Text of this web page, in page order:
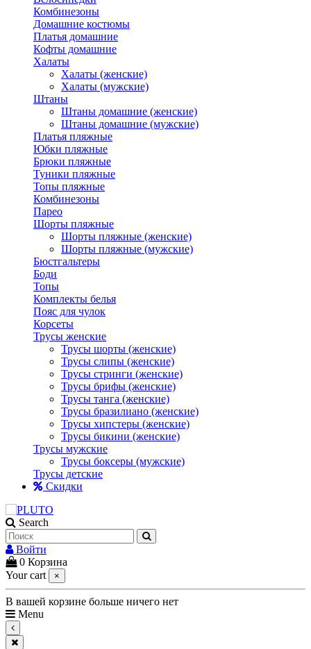
Комбинезоны
Домашние костюмы
Платья домашние
Кофты домашние
Халаты
Халаты (женские)
Халаты (мужские)
Штаны
Штаны домашние (женские)
Штаны домашние (мужские)
Платья пляжные
Юбки пляжные
Брюки пляжные
Туники пляжные
Топы пляжные
Комбинезоны
Парео
Шорты пляжные
Шорты пляжные (женские)
Шорты пляжные (мужские)
Бюстгальтеры
Боди
Топы
Комплекты белья
Пояс для чулок
Корсеты
Трусы женские
Трусы шорты (женские)
Трусы слипы (женские)
Трусы стринги (женские)
Трусы брифы (женские)
Трусы танга (женские)
Трусы бразилиано (женские)
Трусы хипстеры (женские)
Трусы бикини (женские)
Трусы мужские
Трусы боксеры (мужские)
Трусы детские
Скидки
Search
Войти
0 Корзина
Your cart
×
В вашей корзине больше ничего нет
Menu